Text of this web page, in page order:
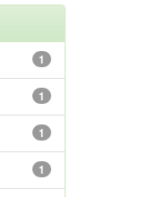
1
1
1
1